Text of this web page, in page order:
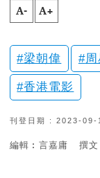
A- A+
梁朝偉 周
香港電影
刊登日期 : 2023-09-
編輯︰言嘉庸 撰文